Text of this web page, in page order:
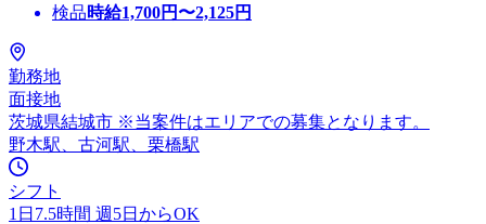
検品時給1,700円〜2,125円
勤務地
面接地
茨城県結城市 ※当案件はエリアでの募集となります。
野木駅、古河駅、栗橋駅
シフト
1日7.5時間 週5日からOK